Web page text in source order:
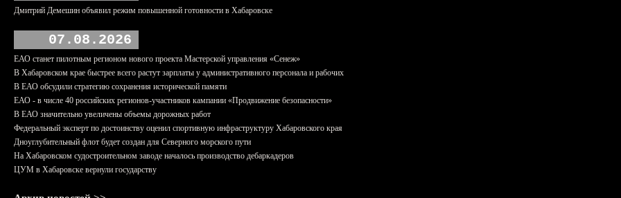
Дмитрий Демешин объявил режим повышенной готовности в Хабаровске
07.08.2026
ЕАО станет пилотным регионом нового проекта Мастерской управления «Сенеж»
В Хабаровском крае быстрее всего растут зарплаты у административного персонала и рабочих
В ЕАО обсудили стратегию сохранения исторической памяти
ЕАО - в числе 40 российских регионов-участников кампании «Продвижение безопасности»
В ЕАО значительно увеличены объемы дорожных работ
Федеральный эксперт по достоинству оценил спортивную инфраструктуру Хабаровского края
Дноуглубительный флот будет создан для Северного морского пути
На Хабаровском судостроительном заводе началось производство дебаркадеров
ЦУМ в Хабаровске вернули государству